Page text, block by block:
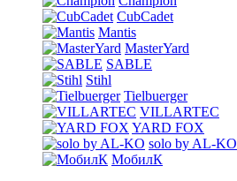
CubCadet
Mantis
MasterYard
SABLE
Stihl
Tielbuerger
VILLARTEC
YARD FOX
solo by AL-KO
МобилК